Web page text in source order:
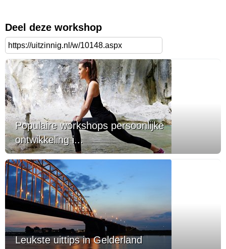
Deel deze workshop
Populaire workshops persoonlijke
ontwikkeling i...
Leukste uittips in Gelderland